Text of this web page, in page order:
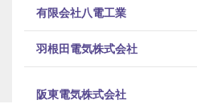
有限会社八電工業
羽根田電気株式会社
阪東電気株式会社